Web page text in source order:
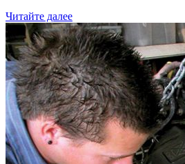
Читайте далее